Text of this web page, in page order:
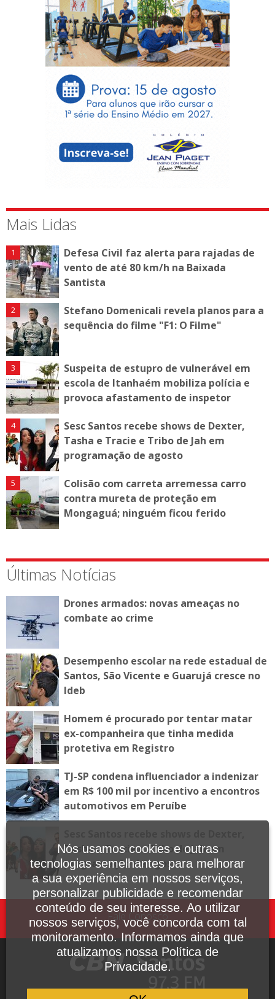
Mais Lidas
Defesa Civil faz alerta para rajadas de
vento de até 80 km/h na Baixada
Santista
Stefano Domenicali revela planos para a
sequência do filme "F1: O Filme"
Suspeita de estupro de vulnerável em
escola de Itanhaém mobiliza polícia e
provoca afastamento de inspetor
Sesc Santos recebe shows de Dexter,
Tasha e Tracie e Tribo de Jah em
programação de agosto
Colisão com carreta arremessa carro
contra mureta de proteção em
Mongaguá; ninguém ficou ferido
Últimas Notícias
Drones armados: novas ameaças no
combate ao crime
Desempenho escolar na rede estadual de
Santos, São Vicente e Guarujá cresce no
Ideb
Homem é procurado por tentar matar
ex-companheira que tinha medida
protetiva em Registro
TJ-SP condena influenciador a indenizar
em R$ 100 mil por incentivo a encontros
automotivos em Peruíbe
Tasha e Tracie e Tribo de Jah em
programação de agosto
Fale Conosco
Nós usamos cookies e outras
tecnologias semelhantes para melhorar
a sua experiência em nossos serviços,
personalizar publicidade e recomendar
conteúdo de seu interesse. Ao utilizar
nossos serviços, você concorda com tal
monitoramento. Informamos ainda que
atualizamos nossa Política de
Privacidade.